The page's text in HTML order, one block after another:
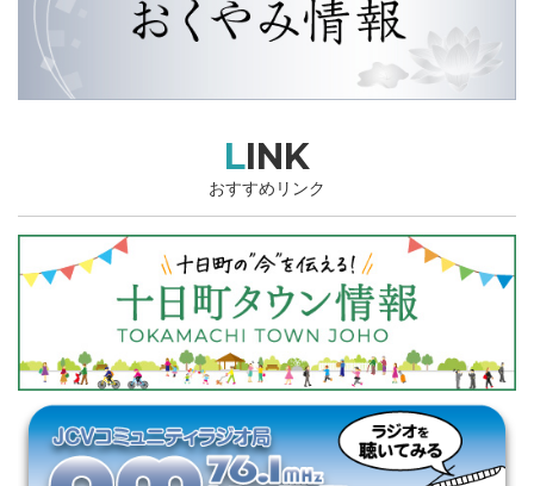
LINK
おすすめリンク